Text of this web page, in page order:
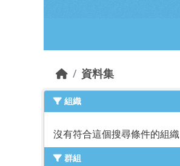
資料集
組織
沒有符合這個搜尋條件的組織
群組